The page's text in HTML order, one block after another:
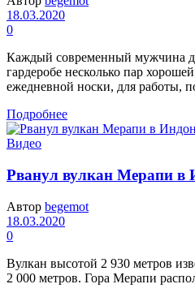
18.03.2020
0
Каждый современный мужчина
гардеробе несколько пар
ежедневной носки, для работы,
Подробнее
Видео
Рванул вулкан Мерапи в
Автор begemot
18.03.2020
0
Вулкан высотой 2 930 метров
2 000 метров. Гора Мерапи